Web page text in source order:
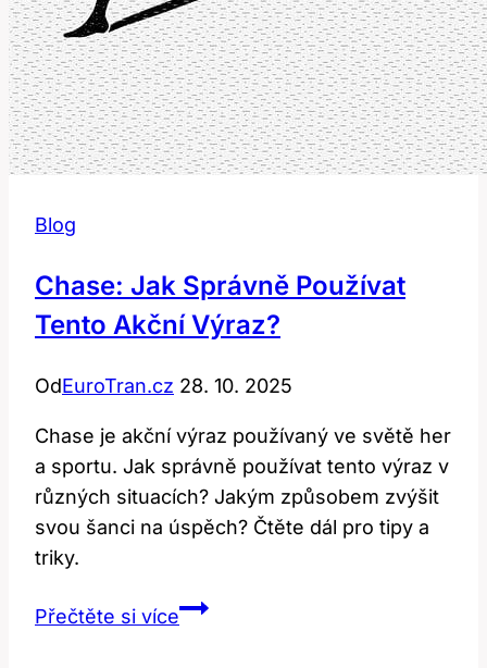
Blog
Chase: Jak Správně Používat
Tento Akční Výraz?
OdEuroTran.cz 28. 10. 2025
Chase je akční výraz používaný ve světě her
a sportu. Jak správně používat tento výraz v
různých situacích? Jakým způsobem zvýšit
svou šanci na úspěch? Čtěte dál pro tipy a
triky.
Přečtěte si víceChase: